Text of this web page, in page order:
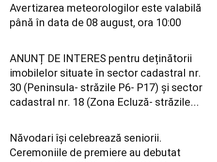
Avertizarea meteorologilor este valabilă
până în data de 08 august, ora 10:00
ANUNȚ DE INTERES pentru deținătorii
imobilelor situate în sector cadastral nr.
30 (Peninsula- străzile P6- P17) și sector
cadastral nr. 18 (Zona Ecluză- străzile...
Năvodari își celebrează seniorii.
Ceremoniile de premiere au debutat